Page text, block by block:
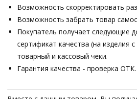
Возможность скорректировать
Возможность забрать товар
Покупатель получает следующие
сертификат качества (на изделия
товарный и кассовый чеки.
Гарантия качества - проверка ОТК.